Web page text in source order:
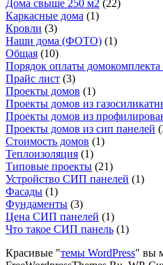
Дома свыше 250 м2 (22)
Каркасные дома (1)
Кровли (3)
Наши дома (ФОТО) (1)
Общая (10)
Порядок оплаты домокомплекта
Прайс лист (3)
Проекты домов (1)
Проекты домов из
Проекты домов из
Проекты домов из сип панелей
Стоимость домов (1)
Теплоизоляция (1)
Типовые проекты (21)
Устройство СИП панелей (1)
Фасады (1)
Фундаменты (3)
Цена СИП панелей (1)
Что такое СИП панель (1)
Красивые "темы WordPress" вы